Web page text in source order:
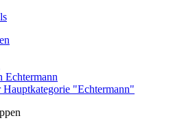
Echtermann
Hauptkategorie "Echtermann"